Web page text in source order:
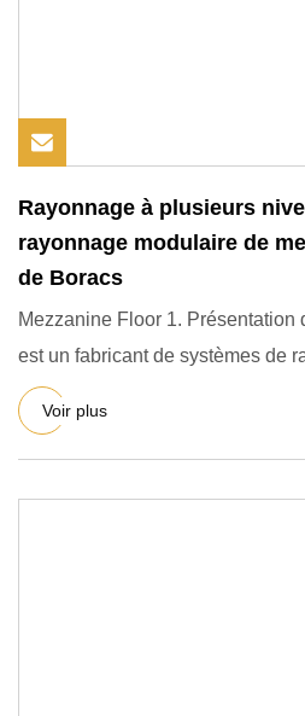
Rayonnage à plusieurs
rayonnage modulaire de
de Boracs
Mezzanine Floor 1. Présentation
est un fabricant de systèmes de
par d
Voir plus